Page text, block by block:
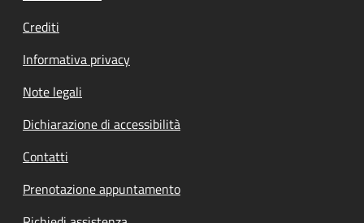
Crediti
Informativa privacy
Note legali
Dichiarazione di accessibilità
Contatti
Prenotazione appuntamento